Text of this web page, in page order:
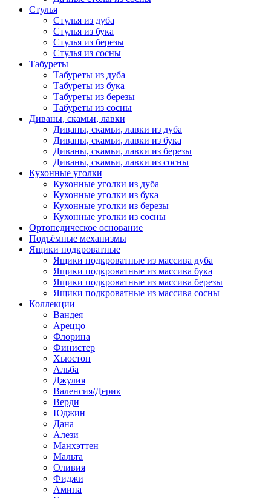
Стулья
Стулья из дуба
Стулья из бука
Стулья из березы
Стулья из сосны
Табуреты
Табуреты из дуба
Табуреты из бука
Табуреты из березы
Табуреты из сосны
Диваны, скамьи, лавки
Диваны, скамьи, лавки из дуба
Диваны, скамьи, лавки из бука
Диваны, скамьи, лавки из березы
Диваны, скамьи, лавки из сосны
Кухонные уголки
Кухонные уголки из дуба
Кухонные уголки из бука
Кухонные уголки из березы
Кухонные уголки из сосны
Ортопедическое основание
Подъёмные механизмы
Ящики подкроватные
Ящики подкроватные из массива дуба
Ящики подкроватные из массива бука
Ящики подкроватные из массива березы
Ящики подкроватные из массива сосны
Коллекции
Вандея
Ареццо
Флорина
Финистер
Хьюстон
Альба
Джулия
Валенсия/Дерик
Верди
Юджин
Дана
Алези
Манхэттен
Мальта
Оливия
Фиджи
Амина